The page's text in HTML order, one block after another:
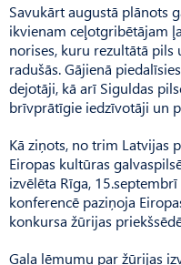
Savukārt augustā plānots
ikvienam ceļotgribētājam
norises, kuru rezultātā
radušās. Gājienā
dejotāji, kā arī Siguldas
brīvprātīgie iedzīvotāji un
Kā ziņots, no trim Latvijas
Eiropas kultūras
izvēlēta Rīga,
konferencē paziņoja
konkursa žūrijas
Gala lēmumu par žūrijas